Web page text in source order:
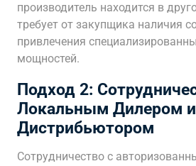
производитель находится в
требует от закупщика наличия
привлечения
мощностей.
Подход 2:
Локальным Дилером
Дистрибьютором
Сотрудничество с